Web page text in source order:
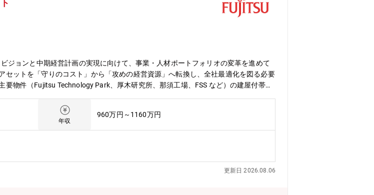
ジョンと中期経営計画の実現に向けて、事業・人材ポートフォリオの変革を進めて
ットを「守りのコスト」から「攻めの経営資源」へ転換し、全社最適化を図る必要
物件（Fujitsu Technology Park、厚木研究所、那須工場、FSS など）の建屋付帯設
「供給」の観点から全社レベルで最適なファシリティ運営を企画・推進していただ
企画・締結・管理を通じて、アセットライト戦略や安心・安全で生産性の高いワーク
なファシリティを担当することで、FM/CM エンジニアとしてのスキルを広げつつ、
ることができます。週3日程度のテレワークやフレックス勤務も活用可能で、企画検
管理にとどまらず、グループ全体の FM 戦略というスケールと裁量の大きい領域で
関係者を巻き込みながら、ファシリティのあるべき姿を企画・提案・具現化してい
務内容】富士通総務本部が保有する主要物件（FTP、厚木研究所、那須工場、FSS ほ
年収
960万円～1160万円
更新日 2026.08.06